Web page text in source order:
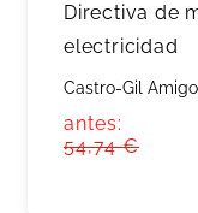
Directiva de
electricidad
Castro-Gil
antes:
54,74 €